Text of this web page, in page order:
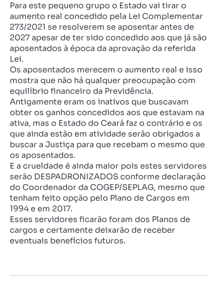
Para este pequeno grupo o Estado vai tirar o
aumento real concedido pela Lei Complementar
273/2021 se resolverem se aposentar antes de
2027 apesar de ter sido concedido aos que já são
aposentados à época da aprovação da referida
Lei.
Os aposentados merecem o aumento real e isso
mostra que não há qualquer preocupação com
equilíbrio financeiro da Previdência.
Antigamente eram os inativos que buscavam
obter os ganhos concedidos aos que estavam na
ativa, mas o Estado do Ceará faz o contrário e os
que ainda estão em atividade serão obrigados a
buscar a Justiça para que recebam o mesmo que
os aposentados.
E a crueldade é ainda maior pois estes servidores
serão DESPADRONIZADOS conforme declaração
do Coordenador da COGEP/SEPLAG, mesmo que
tenham feito opção pelo Plano de Cargos em
1994 e em 2017.
Esses servidores ficarão foram dos Planos de
cargos e certamente deixarão de receber
eventuais benefícios futuros.